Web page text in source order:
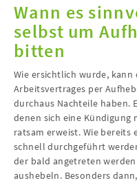
Wann es
selbst um
bitten
Wie ersichtlich wurde, kann
Arbeitsvertrages per
durchaus Nachteile haben.
denen sich eine
ratsam erweist. Wie bereits
schnell durchgeführt
der bald angetreten
aushebeln. Besonders